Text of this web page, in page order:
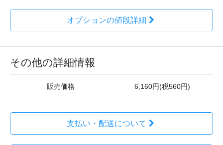
オプションの値段詳細
その他の詳細情報
販売価格 6,160円(税560円)
支払い・配送について